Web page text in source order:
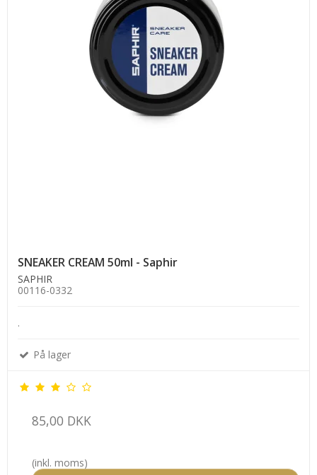
SNEAKER CREAM 50ml - Saphir
SAPHIR
00116-0332
.
På lager
85,00 DKK
(inkl. moms)